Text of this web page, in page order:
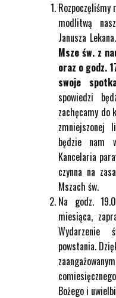
modlitwą
Janusza
Msze św. z
oraz o godz.
swoje
spowiedzi
zachęcamy do
zmniejszonej
będzie nam
Kancelaria
czynna na
Mszach św.
Na godz.
miesiąca,
powstania.
Bożego i